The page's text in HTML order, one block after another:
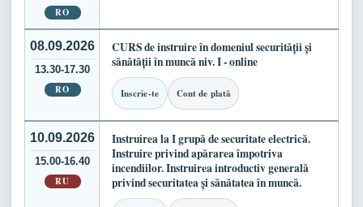
RO
08.09.2026
13.30-17.30
RO
CURS de instruire în domeniul securității și
sănătății în muncă niv. I - online
Inscrie-te Cont de plată
10.09.2026
15.00-16.40
RU
Instruirea la I grupă de securitate electrică.
Instruire privind apărarea împotriva
incendiilor. Instruirea introductiv generală
privind securitatea și sănătatea în muncă.